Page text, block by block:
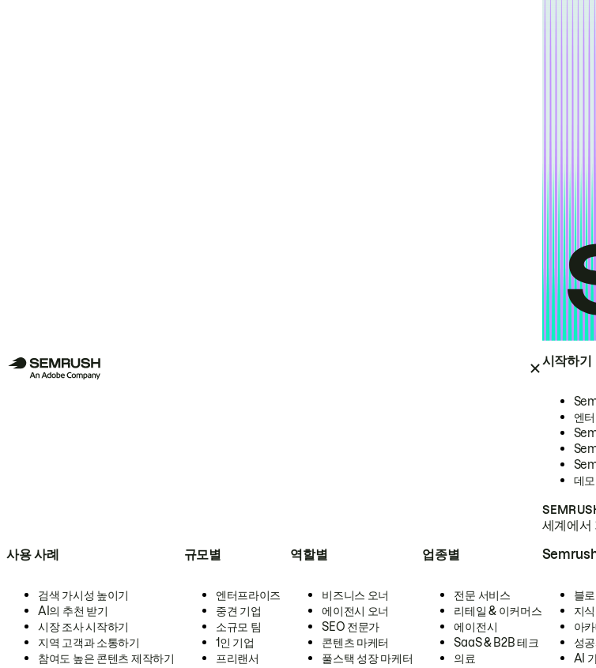
시작하기
엔
데
세계에서
사용 사례
검색 가시성 높이기
AI의 추천 받기
시장 조사 시작하기
지역 고객과 소통하기
참여도 높은 콘텐츠 제작하기
규모별
엔터프라이즈
중견 기업
소규모 팀
1인 기업
프리랜서
역할별
비즈니스 오너
에이전시 오너
SEO 전문가
콘텐츠 마케터
풀스택 성장 마케터
업종별
전문 서비스
리테일 & 이커머스
에이전시
SaaS & B2B 테크
의료
블
지
아
성
AI